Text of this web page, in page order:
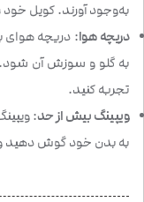
به‌وجود آورند. کویل
دریچه هوا: دریچه هوای
به گلو و سوزش آن شود.
تجربه کنید.
ویپینگ بیش از حد:
به بدن خود گوش دهید